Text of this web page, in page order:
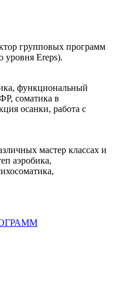
групповых программ
уровня Ereps).
функциональный
соматика в
осанки, работа с
мастер классах и
аэробика,